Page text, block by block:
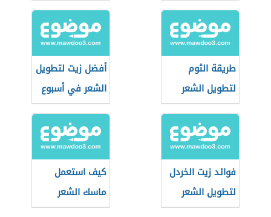
طريقة الثوم
لتطويل الشعر
أفضل زيت لتطويل
الشعر في أسبوع
فوائد زيت الخردل
لتطويل الشعر
كيف استعمل
ماسك الشعر